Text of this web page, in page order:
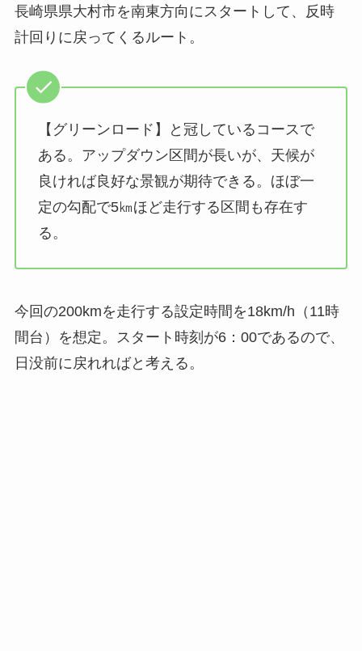
長崎県県大村市を南東方向にスタートして、反時
計回りに戻ってくるルート。
【グリーンロード】と冠しているコースで
ある。アップダウン区間が長いが、天候が
良ければ良好な景観が期待できる。ほぼ一
定の勾配で5㎞ほど走行する区間も存在す
る。
今回の200kmを走行する設定時間を18km/h（11時
間台）を想定。スタート時刻が6：00であるので、
日没前に戻れればと考える。